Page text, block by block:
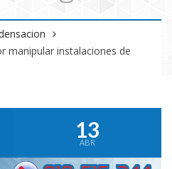
manipular instalaciones de
13
ABR